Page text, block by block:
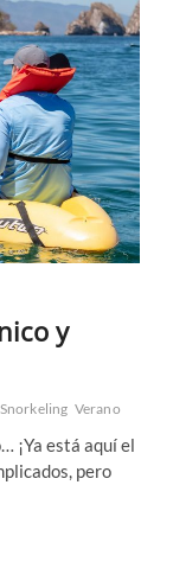
y
Snorkeling Verano
¡Ya está aquí el
pero